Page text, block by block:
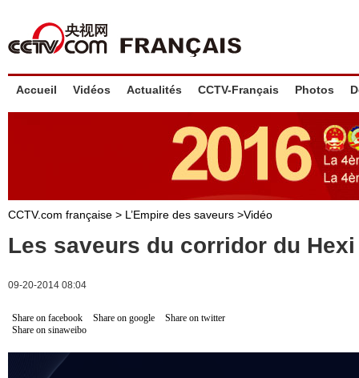
Accueil Vidéos Actualités CCTV-Français Photos
CCTV.com française > L’Empire des saveurs >Vidéo
Les saveurs du corridor du Hexi
09-20-2014 08:04
Share on facebook Share on google
Share on twitter
Share on sinaweibo